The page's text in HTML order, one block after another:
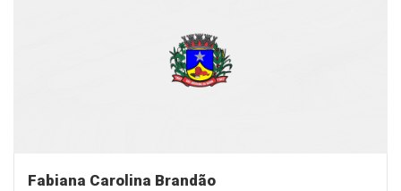
Fabiana Carolina Brandão